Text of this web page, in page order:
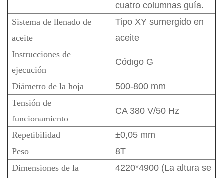
cuatro columnas guía.
Sistema de llenado de
aceite
Tipo XY sumergido en
aceite
Instrucciones de
ejecución
Código G
Diámetro de la hoja
500-800 mm
Tensión de
funcionamiento
CA 380 V/50 Hz
Repetibilidad
±0,05 mm
Peso
8T
Dimensiones de la
4220*4900 (La altura se